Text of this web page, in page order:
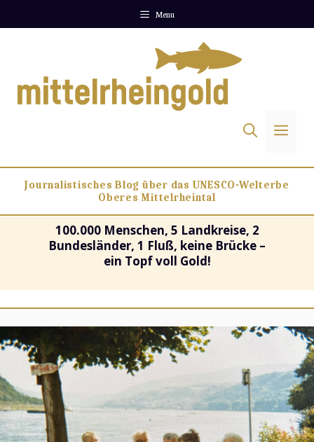
Menu
Journalistisches Blog über das UNESCO-Welterbe
Oberes Mittelrheintal
100.000 Menschen, 5 Landkreise, 2
Bundesländer, 1 Fluß, keine Brücke –
ein Topf voll Gold!